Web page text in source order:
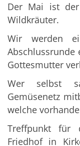
Der Mai ist der
Wildkräuter.
Wir werden
Abschlussrunde
Gottesmutter
Wer selbst
Gemüsenetz
welche
Treffpunkt für
Friedhof in